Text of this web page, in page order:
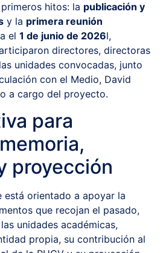
hitos: la publicación y
y la primera reunión
el 1 de junio de 2026l,
directores, directoras
unidades convocadas, junto
con el Medio, David
a cargo del proyecto.
para
proyección
está orientado a apoyar la
que recojan el pasado,
unidades académicas,
propia, su contribución al